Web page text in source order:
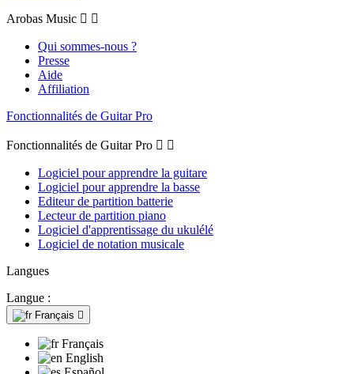
Arobas Music  
Qui sommes-nous ?
Presse
Aide
Affiliation
Fonctionnalités de Guitar Pro
Fonctionnalités de Guitar Pro  
Logiciel pour apprendre la guitare
Logiciel pour apprendre la basse
Editeur de partition batterie
Lecteur de partition piano
Logiciel d'apprentissage du ukulélé
Logiciel de notation musicale
Langues
Langue :
Français 
Français
English